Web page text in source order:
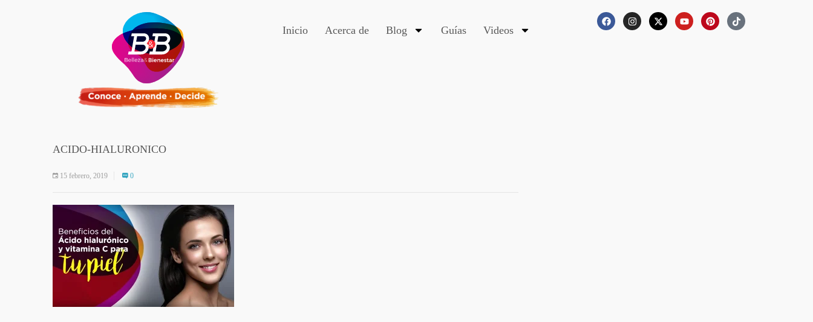
Inicio Acerca de Blog Guías Videos
ACIDO-HIALURONICO
15 febrero, 2019 0